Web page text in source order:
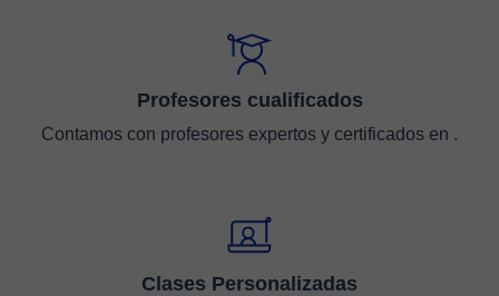
Profesores cualificados
Contamos con profesores expertos y certificados en .
Clases Personalizadas